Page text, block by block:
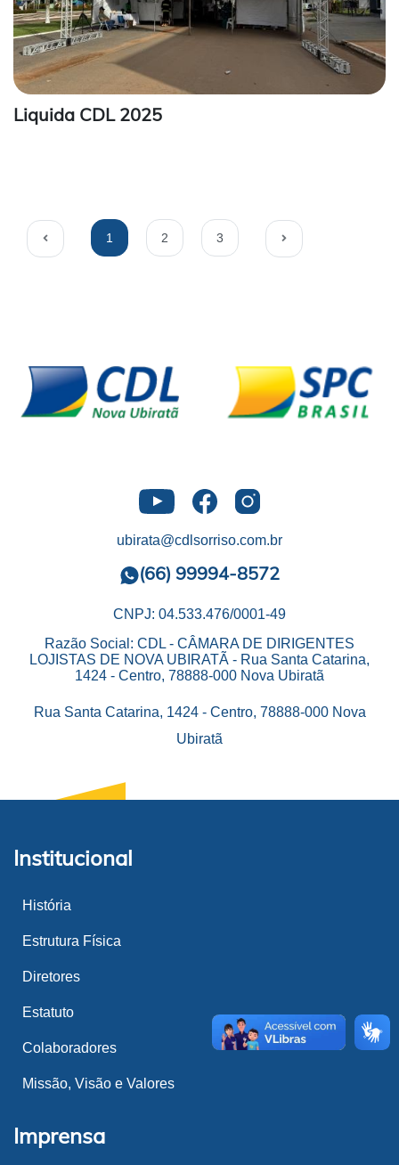
Liquida CDL 2025
1 2 3
ubirata@cdlsorriso.com.br
(66) 99994-8572
CNPJ: 04.533.476/0001-49
Razão Social: CDL - CÂMARA DE DIRIGENTES
LOJISTAS DE NOVA UBIRATÃ - Rua Santa Catarina,
1424 - Centro, 78888-000 Nova Ubiratã
Rua Santa Catarina, 1424 - Centro, 78888-000 Nova
Ubiratã
Institucional
História
Estrutura Física
Diretores
Estatuto
Colaboradores
Missão, Visão e Valores
Imprensa